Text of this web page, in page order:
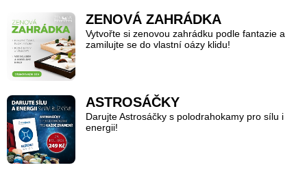
ZENOVÁ ZAHRÁDKA
Vytvořte si zenovou zahrádku podle fantazie a
zamilujte se do vlastní oázy klidu!
ASTROSÁČKY
Darujte Astrosáčky s polodrahokamy pro sílu i
energii!